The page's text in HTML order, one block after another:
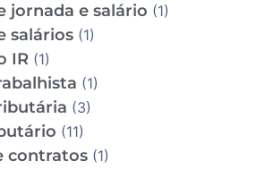
jornada e salário (1)
salários (1)
IR (1)
(1)
(3)
(11)
contratos (1)